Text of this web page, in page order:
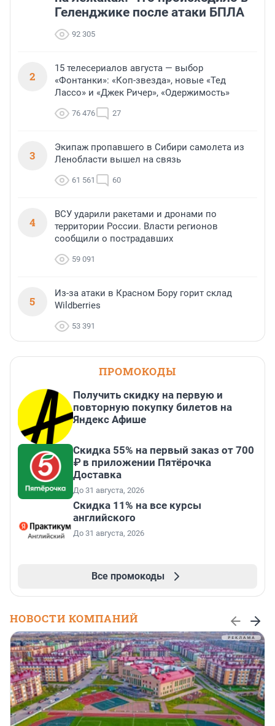
Геленджике после атаки БПЛА
92 305
2
15 телесериалов августа — выбор
«Фонтанки»: «Коп-звезда», новые «Тед
Лассо» и «Джек Ричер», «Одержимость»
76 476 27
3
Экипаж пропавшего в Сибири самолета из
Ленобласти вышел на связь
61 561 60
4
ВСУ ударили ракетами и дронами по
территории России. Власти регионов
сообщили о пострадавших
59 091
5
Из-за атаки в Красном Бору горит склад
Wildberries
53 391
ПРОМОКОДЫ
Получить скидку на первую и
повторную покупку билетов на
Яндекс Афише
Скидка 55% на первый заказ от 700
₽ в приложении Пятёрочка
Доставка
До 31 августа, 2026
Скидка 11% на все курсы
английского
До 31 августа, 2026
Все промокоды
НОВОСТИ КОМПАНИЙ